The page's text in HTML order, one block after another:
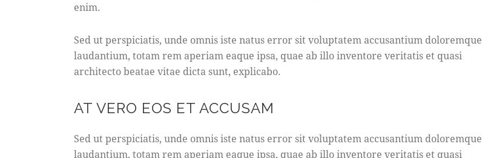
enim.
Sed ut perspiciatis, unde omnis iste natus error sit voluptatem accusantium doloremque
laudantium, totam rem aperiam eaque ipsa, quae ab illo inventore veritatis et quasi
architecto beatae vitae dicta sunt, explicabo.
AT VERO EOS ET ACCUSAM
Sed ut perspiciatis, unde omnis iste natus error sit voluptatem accusantium doloremque
laudantium, totam rem aperiam eaque ipsa, quae ab illo inventore veritatis et quasi